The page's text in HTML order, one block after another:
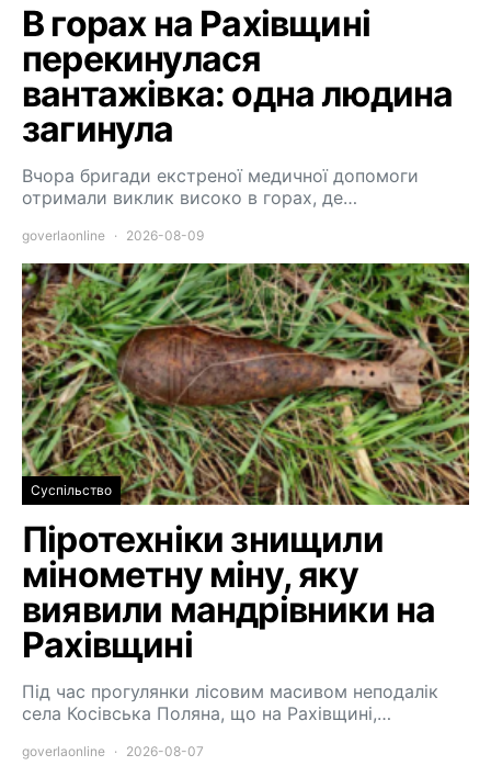
В горах на Рахівщині
перекинулася
вантажівка: одна людина
загинула
Вчора бригади екстреної медичної допомоги
отримали виклик високо в горах, де…
goverlaonline 2026-08-09
Суспільство
Піротехніки знищили
мінометну міну, яку
виявили мандрівники на
Рахівщині
Під час прогулянки лісовим масивом неподалік
села Косівська Поляна, що на Рахівщині,…
goverlaonline 2026-08-07